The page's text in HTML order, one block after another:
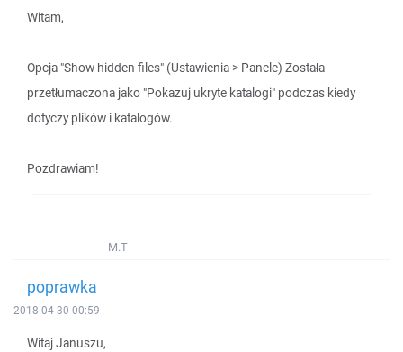
Witam,
Opcja "Show hidden files" (Ustawienia > Panele) Została
przetłumaczona jako "Pokazuj ukryte katalogi" podczas kiedy
dotyczy plików i katalogów.
Pozdrawiam!
M.T
poprawka
2018-04-30 00:59
Witaj Januszu,